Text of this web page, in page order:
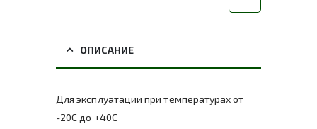
ОПИСАНИЕ
Для эксплуатации при температурах от
-20С до +40С